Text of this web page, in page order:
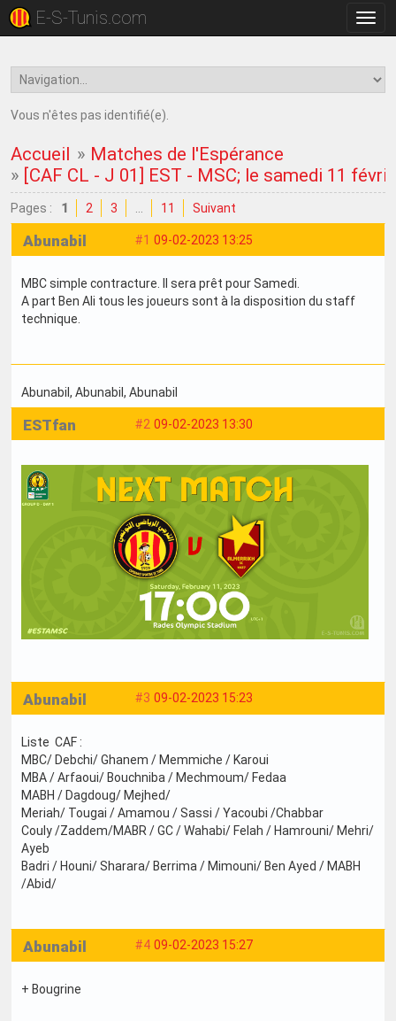
la
E-S-Tunis.com
Vous n'êtes pas identifié(e).
Accueil » Matches de l'Espérance
» [CAF CL - J 01] EST - MSC; le samedi 11
Pages : 1 2 3 11 Suivant
#1 09-02-2023 13:25
Abunabil
MBC simple contracture. Il sera prêt pour Samedi.
A part Ben Ali tous les joueurs sont à la disposition du staff
technique.
Abunabil , Abunabil , Abunabil
#2 09-02-2023 13:30
ESTfan
#3 09-02-2023 15:23
Abunabil
Liste CAF :
MBC/ Debchi/ Ghanem / Memmiche / Karoui
MBA / Arfaoui/ Bouchniba / Mechmoum/ Fedaa
MABH / Dagdoug/ Mejhed/
Meriah/ Tougai / Amamou / Sassi / Yacoubi /Chabbar
Couly /Zaddem/MABR / GC / Wahabi/ Felah / Hamrouni/ Mehri/
Ayeb
Badri / Houni/ Sharara/ Berrima / Mimouni/ Ben Ayed / MABH
/Abid/
#4 09-02-2023 15:27
Abunabil
+ Bougrine